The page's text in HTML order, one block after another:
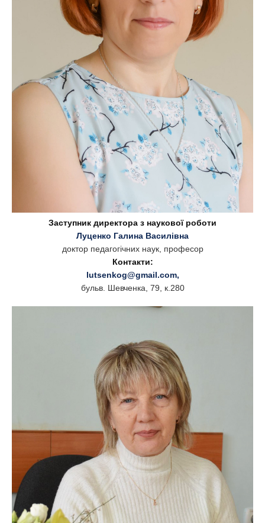
Заступник директора з наукової роботи
Луценко Галина Василівна
доктор педагогічних наук, професор
Контакти:
lutsenkog@gmail.com,
бульв. Шевченка, 79, к.280